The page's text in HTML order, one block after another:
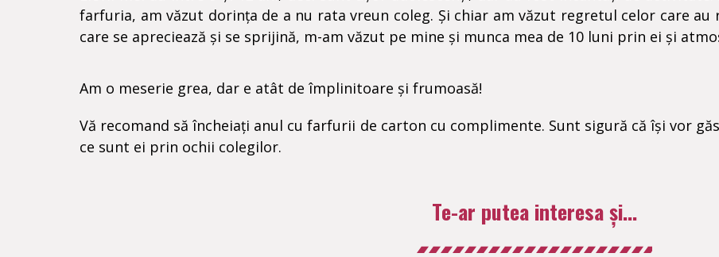
farfuria, am văzut dorința de a nu rata vreun coleg. Și chiar am văzut regretul celor care
care se apreciează și se sprijină, m-am văzut pe mine și munca mea de 10 luni prin ei și
Am o meserie grea, dar e atât de împlinitoare și frumoasă!
Vă recomand să încheiați anul cu farfurii de carton cu complimente. Sunt sigură că își vor
ce sunt ei prin ochii colegilor.
Te-ar putea interesa și...